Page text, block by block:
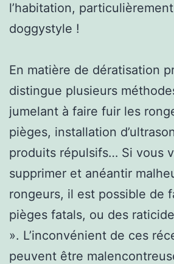
l’habitation,
doggystyle !
En matière de dératisation
distingue plusieurs
jumelant à faire fuir les
pièges, installation
produits répulsifs… Si vous
supprimer et anéantir
rongeurs, il est possible de
pièges fatals, ou des
». L’inconvénient de ces
peuvent être